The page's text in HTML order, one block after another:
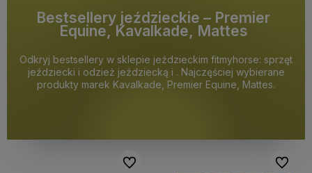
Bestsellery jeździeckie – Premier
Equine, Kavalkade, Mattes
Odkryj bestsellery w sklepie jeździeckim fitmyhorse: sprzęt
jeździecki i odzież jeździecką i . Najczęściej wybierane
produkty marek Kavalkade, Premier Equine, Mattes.
Do ulubionych Do